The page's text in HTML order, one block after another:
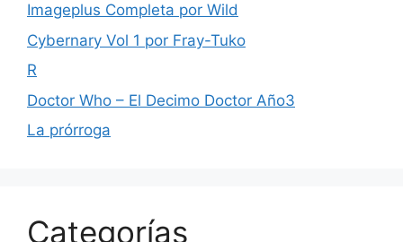
Imageplus Completa por Wild
Cybernary Vol 1 por Fray-Tuko
R
Doctor Who – El Decimo Doctor Año3
La prórroga
Categorías